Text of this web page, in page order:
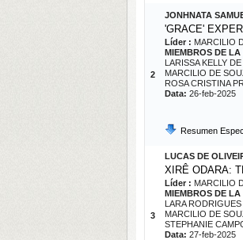
2
JONHNATA
'GRACE'
Líder : MARCILIO
MIEMBROS DE
LARISSA KELLY
MARCILIO DE
ROSA CRISTINA
Data: 26-feb-2025
Resumen
3
LUCAS DE
XIRÊ ODARA:
Líder : MARCILIO
MIEMBROS DE
LARA
MARCILIO DE
STEPHANIE
Data: 27-feb-2025